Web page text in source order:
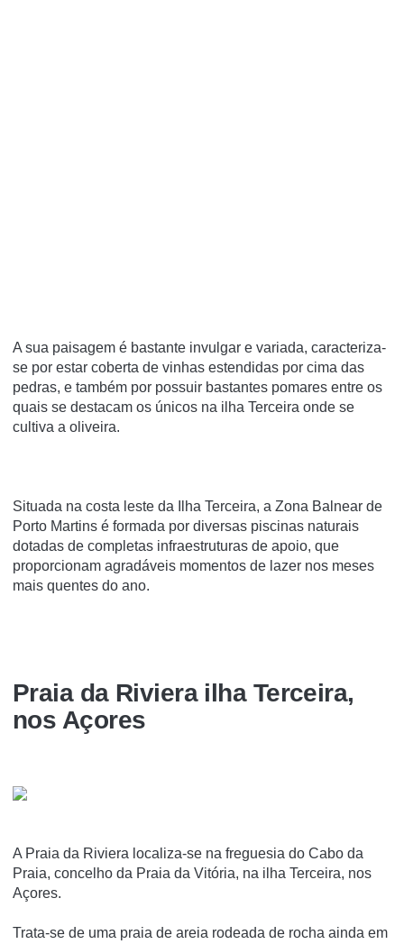
A sua paisagem é bastante invulgar e variada, caracteriza-
se por estar coberta de vinhas estendidas por cima das
pedras, e também por possuir bastantes pomares entre os
quais se destacam os únicos na ilha Terceira onde se
cultiva a oliveira.
Situada na costa leste da Ilha Terceira, a Zona Balnear de
Porto Martins é formada por diversas piscinas naturais
dotadas de completas infraestruturas de apoio, que
proporcionam agradáveis momentos de lazer nos meses
mais quentes do ano.
Praia da Riviera ilha Terceira,
nos Açores
A Praia da Riviera localiza-se na freguesia do Cabo da
Praia, concelho da Praia da Vitória, na ilha Terceira, nos
Açores.
Trata-se de uma praia de areia rodeada de rocha ainda em